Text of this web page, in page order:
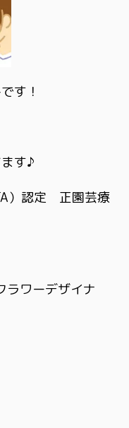
す！
す♪
）認定 正園芸療
ラワーデザイナ